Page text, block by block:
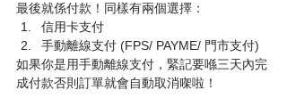
最後就係付款！同樣有兩個選擇：
信用卡支付
手動離線支付 (FPS/ PAYME/ 門市支付)
如果你是用手動離線支付，緊記要喺三天內完
成付款否則訂單就會自動取消㗎啦！